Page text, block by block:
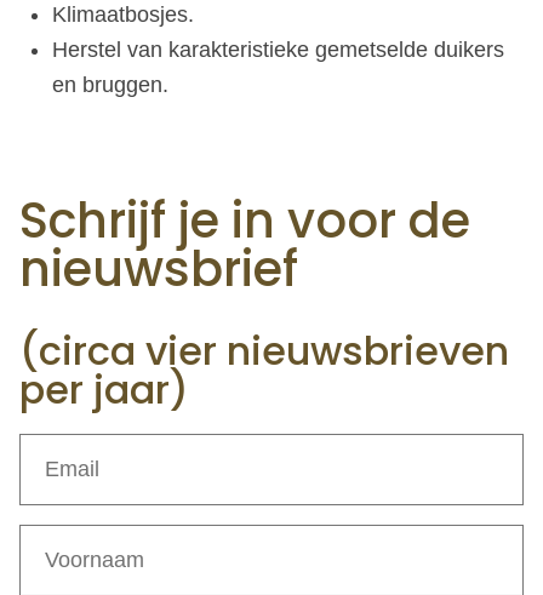
Klimaatbosjes.
Herstel van karakteristieke gemetselde duikers
en bruggen.
Schrijf je in voor de
nieuwsbrief
(circa vier nieuwsbrieven
per jaar)